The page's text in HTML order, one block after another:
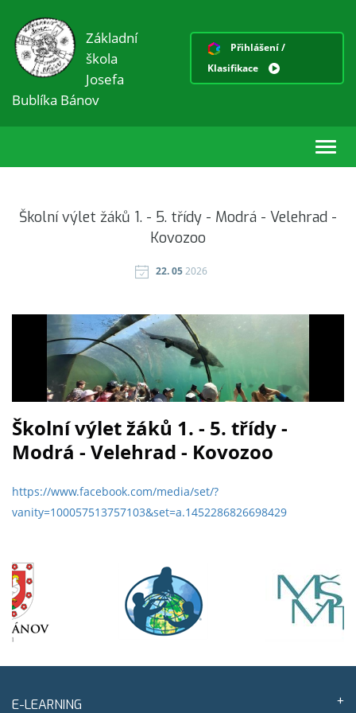
Základní
škola
Josefa
Bublíka Bánov
Přihlášení /
Klasifikace
Školní výlet žáků 1. - 5. třídy - Modrá - Velehrad -
Kovozoo
22. 052026
Školní výlet žáků 1. - 5. třídy -
Modrá - Velehrad - Kovozoo
https://www.facebook.com/media/set/?
vanity=100057513757103&set=a.1452286826698429
E-LEARNING